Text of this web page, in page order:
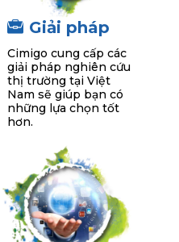
Giải pháp
Cimigo cung cấp các
giải pháp nghiên cứu
thị trường tại Việt
Nam sẽ giúp bạn có
những lựa chọn tốt
hơn.